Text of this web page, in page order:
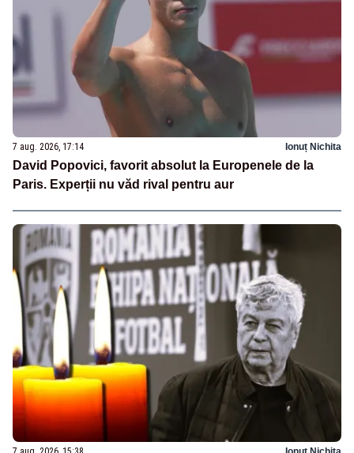
7 aug. 2026, 17:14 Ionuț Nichita
David Popovici, favorit absolut la Europenele de la
Paris. Experții nu văd rival pentru aur